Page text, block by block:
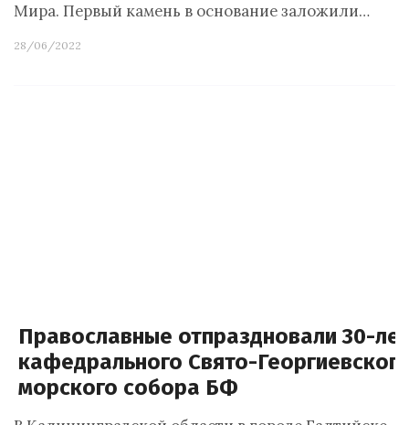
Мира. Первый камень в основание заложили…
28/06/2022
Православные отпраздновали 30-
кафедрального Свято-
морского собора БФ